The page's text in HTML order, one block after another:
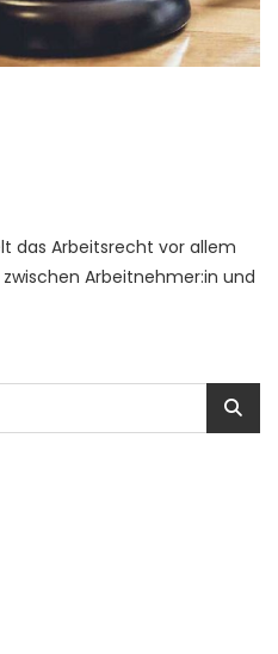
das Arbeitsrecht vor allem
Arbeitnehmer:in und